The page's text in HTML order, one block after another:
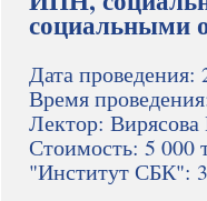
социальными
Дата проведения:
Время
Лектор:
Стоимость: 5 000
"Институт СБК":